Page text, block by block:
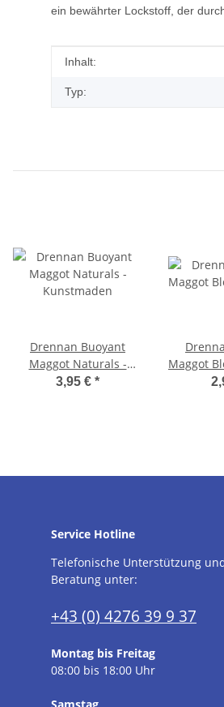
ein bewährter Lockstoff, der
Produkteigenschaft
Wert
Inhalt:
Typ:
Drennan Buoyant
Maggot Naturals -
Kunstmaden
3,95 € *
Drennan
Maggot
Service Hotline
Telefonische Unterstützung
Beratung unter:
+43 (0) 4276 39 9 37
Montag bis Freitag
08:00 bis 18:00 Uhr